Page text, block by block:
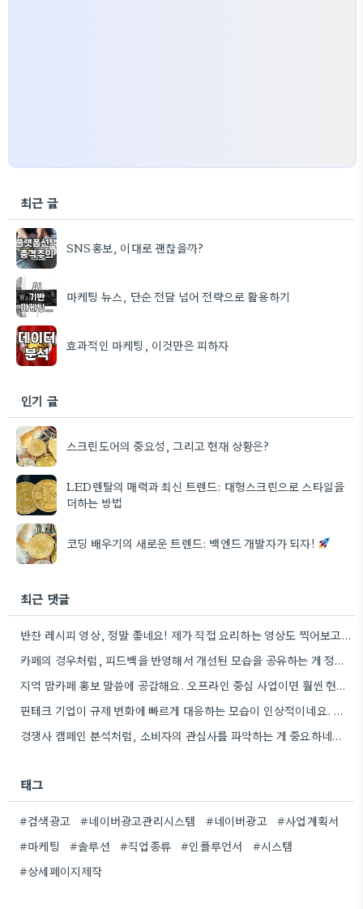
최근 글
SNS홍보, 이대로 괜찮을까?
마케팅 뉴스, 단순 전달 넘어 전략으로 활용하기
효과적인 마케팅, 이것만은 피하자
인기 글
스크린도어의 중요성, 그리고 현재 상황은?
LED렌탈의 매력과 최신 트렌드: 대형스크린으로 스타일을
더하는 방법
코딩 배우기의 새로운 트렌드: 백엔드 개발자가 되자!
최근 댓글
반찬 레시피 영상, 정말 좋네요! 제가 직접 요리하는 영상도 찍어보고 싶은 마음이 생기네요.
카페의 경우처럼, 피드백을 반영해서 개선된 모습을 공유하는 게 정말 중요하네요. 특히 제가 자주 사용하는 앱의…
지역 맘카페 홍보 말씀에 공감해요. 오프라인 중심 사업이면 훨씬 현실적인 방법인 것 같아요.
핀테크 기업이 규제 변화에 빠르게 대응하는 모습이 인상적이네요. 실제 비즈니스에 적용하기 위한 구체적인 방법론을 제시하는…
경쟁사 캠페인 분석처럼, 소비자의 관심사를 파악하는 게 중요하네요. 친환경 트렌드를 놓치지 않아서 좋네요.
태그
#검색광고 #네이버광고관리시스템 #네이버광고
#사업계획서
#마케팅
#솔루션 #직업종류 #인플루언서
#시스템
#상세페이지제작